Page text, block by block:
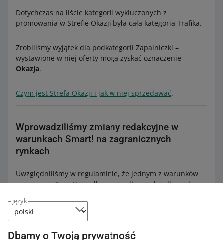
język
Dbamy o Twoją prywatność
Dotychczas na liście kategorii wykluczonych z
promowania w Strefie Okazji była cała kategoria Trafika.
Zrobiliśmy wyjątek dla podkategorii Zapalniczki –
wystawione w niej oferty mogą zyskać oznaczenie
Okazja.
Czym jest Strefa Okazji i jak w niej sprzedawać.
Wprowadziliśmy zmiany redakcyjne w
warunkach Smart! na zagranicznych
rynkach
Uwzględniliśmy w regulaminie, że jednym z warunków
oznaczenia Smart! na allegro.cz, allegro.sk i allegro.hu
płatnością z góry. Nie zmienia to zasad, według których
oznaczamy Twoje oferty ikoną Smart! – to zmiana